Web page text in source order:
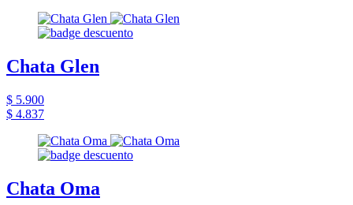
Chata Glen
$ 5.900
$ 4.837
Chata Oma